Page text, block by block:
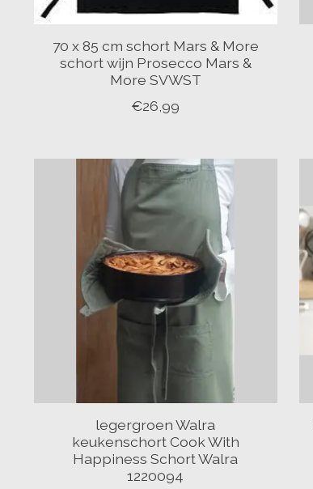
70 x 85 cm schort Mars & More
schort wijn Prosecco Mars &
More SVWST
€26,99
legergroen Walra
keukenschort Cook With
Happiness Schort Walra
1220094